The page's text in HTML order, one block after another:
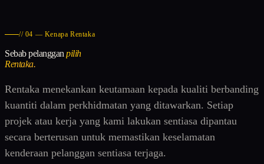
// 04 — Kenapa Rentaka
Sebab pelangganpilih
Rentaka.
Rentaka menekankan keutamaan kepada kualiti berbanding
kuantiti dalam perkhidmatan yang ditawarkan. Setiap
projek atau kerja yang kami lakukan sentiasa dipantau
secara berterusan untuk memastikan keselamatan
kenderaan pelanggan sentiasa terjaga.